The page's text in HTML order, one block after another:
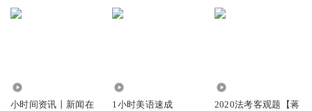
小时间资讯丨新闻在
1小时美语速成
2020法考客观题【蒋